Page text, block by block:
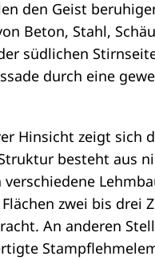
den Geist
Beton, Stahl,
südlichen
durch eine
Hinsicht zeigt sich
besteht aus
zwei bis drei
An anderen